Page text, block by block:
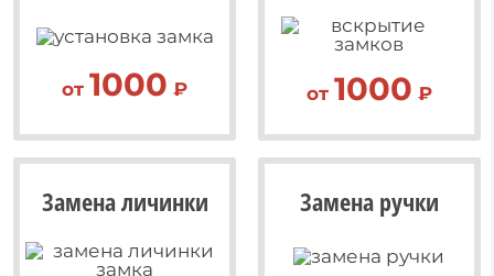
от 1000 ₽ от 1000 ₽
Замена личинки Замена ручки